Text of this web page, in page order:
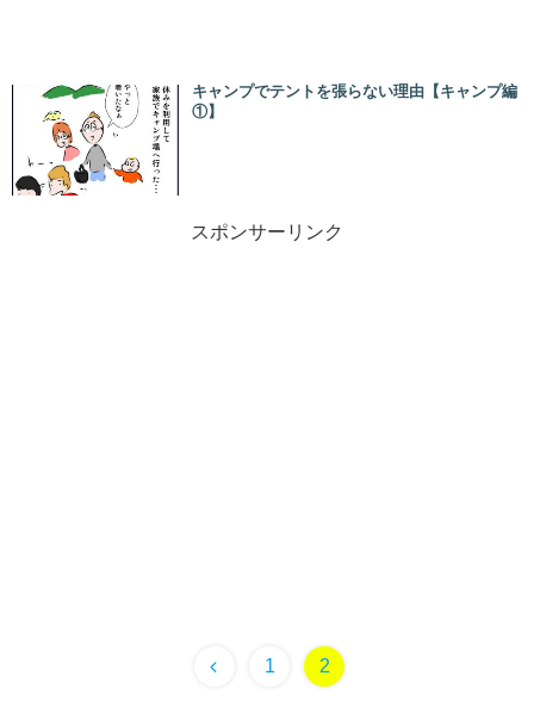
キャンプでテントを張らない理由【キャンプ編
①】
スポンサーリンク
1 2